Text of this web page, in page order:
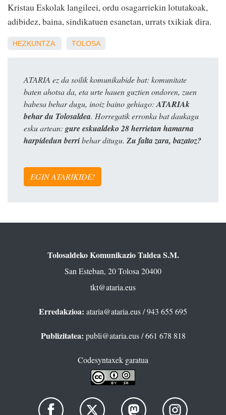
Kristau Eskolak langileei, ordu osagarriekin lotutakoak,
adibidez, baina, sindikatuen esanetan, urrats txikiak dira.
HEZKUNTZA TOLOSA
ATARIA ez da soilik komunikabide bat: komunitate
baten ahotsa da, eta urte hauen guztien ondoren, zuen
babesa behar dugu, inoiz baino gehiago: ATARIAk
behar du Tolosaldea. Horregatik erronka bat daukagu
esku artean: gure eskualdeko 28 herrietan hamarna
harpidedun berribehar ditugu. Zu falta zara, bazatoz?
EGIN ATARIKIDE!
Tolosaldeko Komunikazio Taldea S.M.
San Esteban, 20 Tolosa 20400
tkt@ataria.eus
Erredakzioa: ataria@ataria.eus/ 943 655 695
Publizitatea: publi@ataria.eus/ 661 678 818
Codesyntaxek garatua